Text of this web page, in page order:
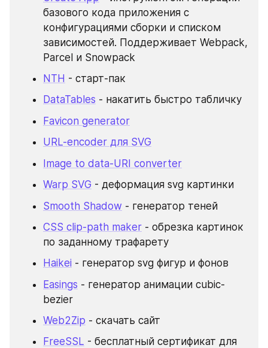
базового кода приложения с
конфигурациями сборки и списком
зависимостей. Поддерживает Webpack,
Parcel и Snowpack
NTH - старт-пак
DataTables - накатить быстро табличку
Favicon generator
URL-encoder для SVG
Image to data-URI converter
Warp SVG - деформация svg картинки
Smooth Shadow - генератор теней
CSS clip-path maker - обрезка картинок
по заданному трафарету
Haikei - генератор svg фигур и фонов
Easings - генератор анимации cubic-
bezier
Web2Zip - скачать сайт
FreeSSL - бесплатный сертификат для